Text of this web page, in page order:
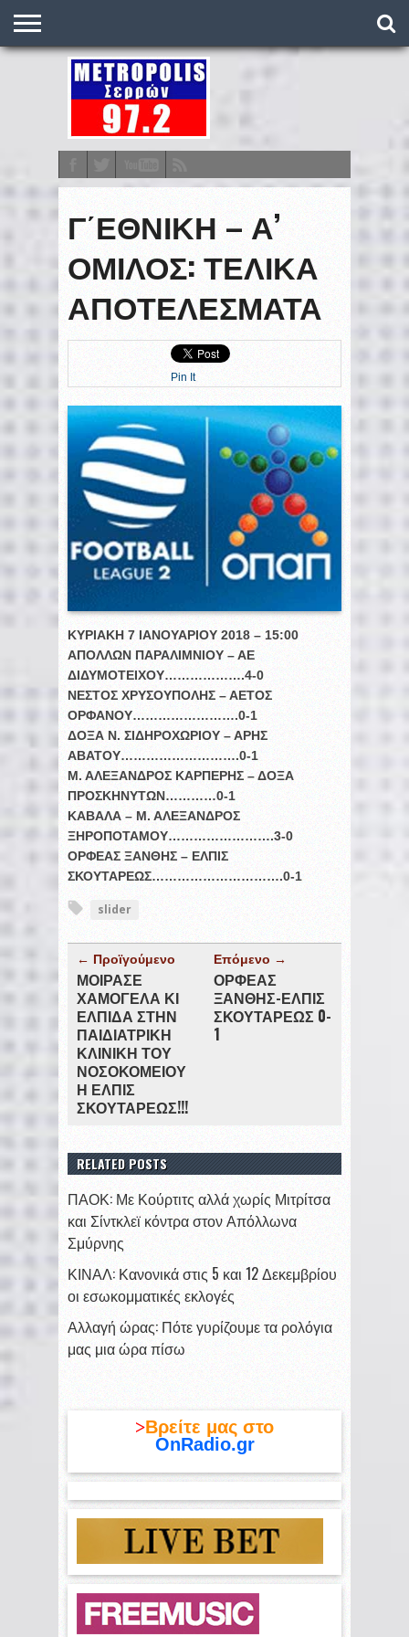
ΣΤΑΘΜΌΣ
METRONEWS
ΠΟΔΌΣΦΑΙΡΟ
ΒΑΘΜΟΛΟΓΊΕΣ
ΠΡΟΓΡΆΜΜΑΤΑ
ΣΤΟΊΧΗΜΑ
ΕΠΙΚΟΙΝΩΝΊΑ
Γ΄ΕΘΝΙΚΗ – Α’
ΟΜΙΛΟΣ: ΤΕΛΙΚΑ
ΑΠΟΤΕΛΕΣΜΑΤΑ
Pin It
ΚΥΡΙΑΚΗ 7 ΙΑΝΟΥΑΡΙΟΥ 2018 – 15:00
ΑΠΟΛΛΩΝ ΠΑΡΑΛΙΜΝΙΟΥ – ΑΕ
ΔΙΔΥΜΟΤΕΙΧΟΥ……………….4-0
ΝΕΣΤΟΣ ΧΡΥΣΟΥΠΟΛΗΣ – ΑΕΤΟΣ
ΟΡΦΑΝΟΥ…………………….0-1
ΔΟΞΑ Ν. ΣΙΔΗΡΟΧΩΡΙΟΥ – ΑΡΗΣ
ΑΒΑΤΟΥ……………………….0-1
Μ. ΑΛΕΞΑΝΔΡΟΣ ΚΑΡΠΕΡΗΣ – ΔΟΞΑ
ΠΡΟΣΚΗΝΥΤΩΝ…………0-1
ΚΑΒΑΛΑ – Μ. ΑΛΕΞΑΝΔΡΟΣ
ΞΗΡΟΠΟΤΑΜΟΥ…………………….3-0
ΟΡΦΕΑΣ ΞΑΝΘΗΣ – ΕΛΠΙΣ
ΣΚΟΥΤΑΡΕΩΣ………………………….0-1
slider
← Προϊγούμενο
ΜΟΙΡΑΣΕ
ΧΑΜΟΓΕΛΑ ΚΙ
ΕΛΠΙΔΑ ΣΤΗΝ
ΠΑΙΔΙΑΤΡΙΚΗ
ΚΛΙΝΙΚΗ ΤΟΥ
ΝΟΣΟΚΟΜΕΙΟΥ
Η ΕΛΠΙΣ
ΣΚΟΥΤΑΡΕΩΣ!!!
Επόμενο →
ΟΡΦΕΑΣ
ΞΑΝΘΗΣ-ΕΛΠΙΣ
ΣΚΟΥΤΑΡΕΩΣ 0-
1
RELATED POSTS
ΠΑΟΚ: Με Κούρτιτς αλλά χωρίς Μιτρίτσα
και Σίντκλεϊ κόντρα στον Απόλλωνα
Σμύρνης
ΚΙΝΑΛ: Κανονικά στις 5 και 12 Δεκεμβρίου
οι εσωκομματικές εκλογές
Αλλαγή ώρας: Πότε γυρίζουμε τα ρολόγια
μας μια ώρα πίσω
>Βρείτε μας στο
OnRadio.gr